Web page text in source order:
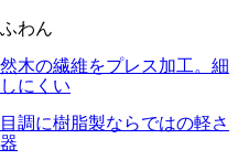
わん
木の繊維をプレス加工。細
にくい
調に樹脂製ならではの軽さ